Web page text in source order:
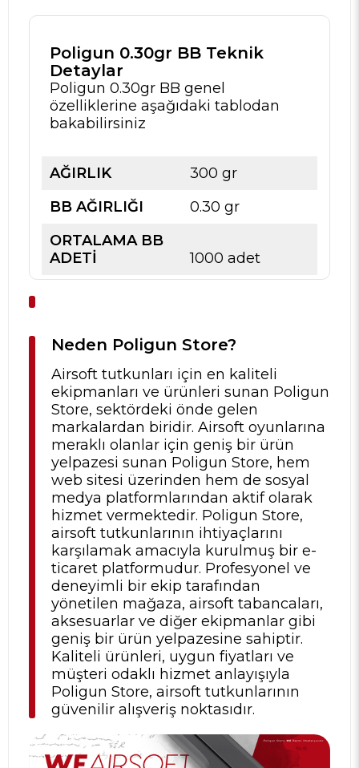
Poligun 0.30gr BB Teknik
Detaylar
Poligun 0.30gr BB genel
özelliklerine aşağıdaki tablodan
bakabilirsiniz
AĞIRLIK
300 gr
BB AĞIRLIĞI
0.30 gr
ORTALAMA BB
ADETİ
1000 adet
Neden Poligun Store?
Airsoft tutkunları için en kaliteli
ekipmanları ve ürünleri sunan Poligun
Store, sektördeki önde gelen
markalardan biridir. Airsoft oyunlarına
meraklı olanlar için geniş bir ürün
yelpazesi sunan Poligun Store, hem
web sitesi üzerinden hem de sosyal
medya platformlarından aktif olarak
hizmet vermektedir. Poligun Store,
airsoft tutkunlarının ihtiyaçlarını
karşılamak amacıyla kurulmuş bir e-
ticaret platformudur. Profesyonel ve
deneyimli bir ekip tarafından
yönetilen mağaza, airsoft tabancaları,
aksesuarlar ve diğer ekipmanlar gibi
geniş bir ürün yelpazesine sahiptir.
Kaliteli ürünleri, uygun fiyatları ve
müşteri odaklı hizmet anlayışıyla
Poligun Store, airsoft tutkunlarının
güvenilir alışveriş noktasıdır.